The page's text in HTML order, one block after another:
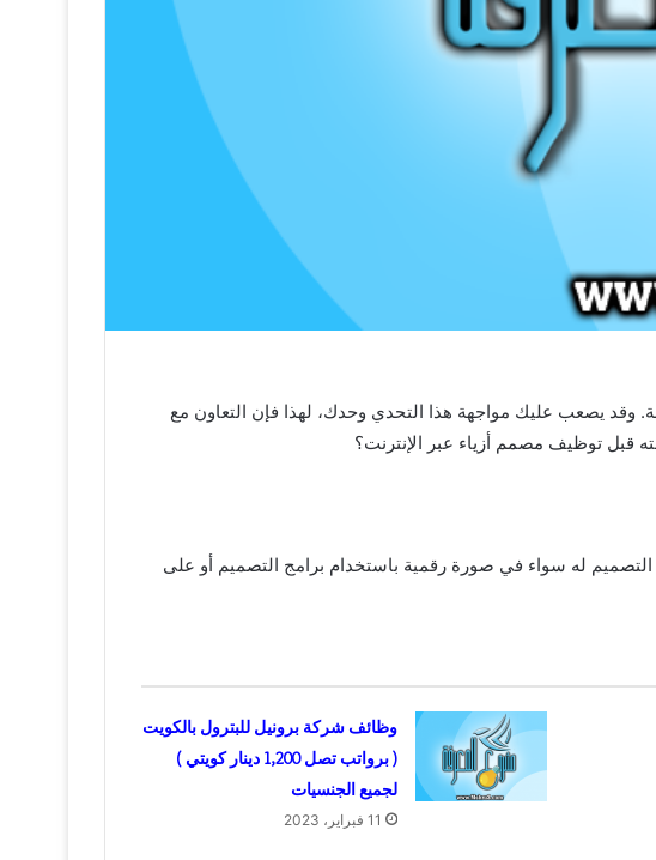
وقد يصعب عليك مواجهة هذا التحدي وحدك، لهذا فإن التعاون مع
قبل توظيف مصمم أزياء عبر الإنترنت؟
له سواء في صورة رقمية باستخدام برامج التصميم أو على
وظائف شركة برونيل للبترول بالكويت
( برواتب تصل 1,200 دينار كويتي )
لجميع الجنسيات
11 فبراير، 2023